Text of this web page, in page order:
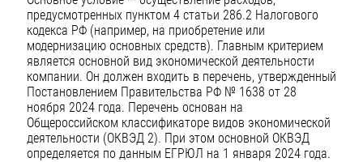
предусмотренных пунктом 4 статьи 286.2 Налогового
кодекса РФ (например, на приобретение или
модернизацию основных средств). Главным критерием
является основной вид экономической деятельности
компании. Он должен входить в перечень, утвержденный
Постановлением Правительства РФ № 1638 от 28
ноября 2024 года. Перечень основан на
Общероссийском классификаторе видов экономической
деятельности (ОКВЭД 2). При этом основной ОКВЭД
определяется по данным ЕГРЮЛ на 1 января 2024 года.